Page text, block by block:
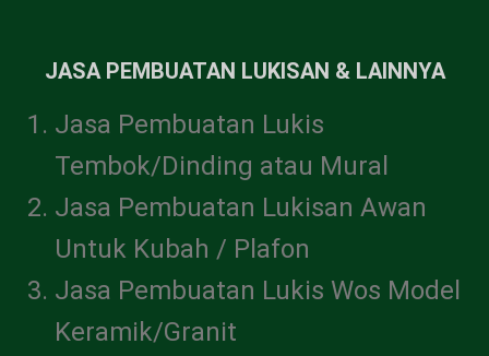
JASA PEMBUATAN LUKISAN & LAINNYA
Jasa Pembuatan Lukis
Tembok/Dinding atau Mural
Jasa Pembuatan Lukisan Awan
Untuk Kubah / Plafon
Jasa Pembuatan Lukis Wos Model
Keramik/Granit